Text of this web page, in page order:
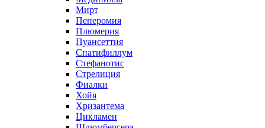
Мирт
Пеперомия
Плюмерия
Пуансеттия
Спатифиллум
Стефанотис
Стрелиция
Фиалки
Хойя
Хризантема
Цикламен